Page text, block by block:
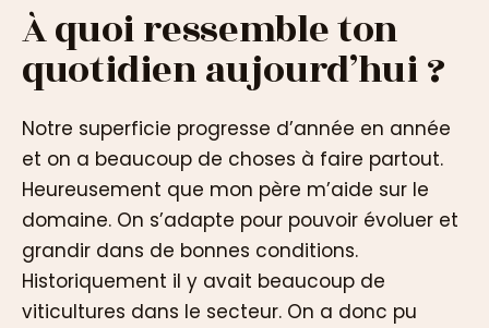
À quoi ressemble ton
quotidien aujourd’hui ?
Notre superficie progresse d’année en année
et on a beaucoup de choses à faire partout.
Heureusement que mon père m’aide sur le
domaine. On s’adapte pour pouvoir évoluer et
grandir dans de bonnes conditions.
Historiquement il y avait beaucoup de
viticultures dans le secteur. On a donc pu